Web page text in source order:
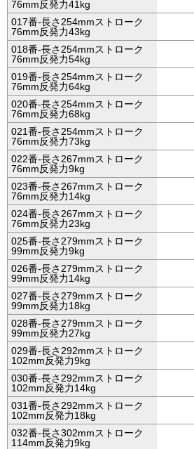
76mm反発力41kg
017番-長さ254mmストローク
76mm反発力43kg
018番-長さ254mmストローク
76mm反発力54kg
019番-長さ254mmストローク
76mm反発力64kg
020番-長さ254mmストローク
76mm反発力68kg
021番-長さ254mmストローク
76mm反発力73kg
022番-長さ267mmストローク
76mm反発力9kg
023番-長さ267mmストローク
76mm反発力14kg
024番-長さ267mmストローク
76mm反発力23kg
025番-長さ279mmストローク
99mm反発力9kg
026番-長さ279mmストローク
99mm反発力14kg
027番-長さ279mmストローク
99mm反発力18kg
028番-長さ279mmストローク
99mm反発力27kg
029番-長さ292mmストローク
102mm反発力9kg
030番-長さ292mmストローク
102mm反発力14kg
031番-長さ292mmストローク
102mm反発力18kg
032番-長さ302mmストローク
114mm反発力9kg